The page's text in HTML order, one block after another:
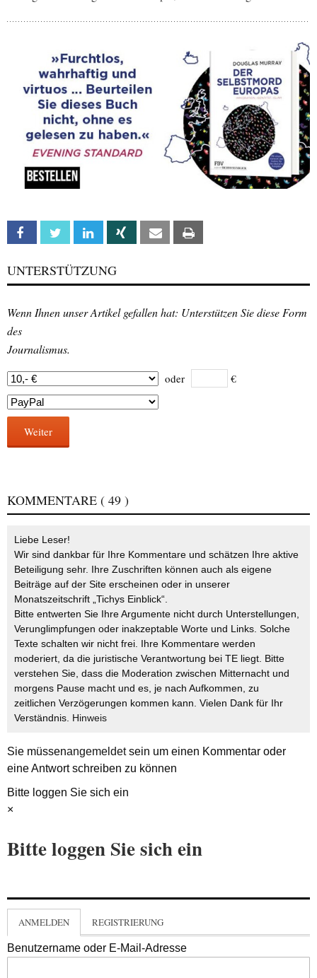
Facebook Twitter Linkedin Xing Email
UNTERSTÜTZUNG
Wenn Ihnen unser Artikel gefallen hat: Unterstützen Sie diese Form
des
Journalismus.
oder €
Weiter
KOMMENTARE ( 49 )
Liebe Leser!
Wir sind dankbar für Ihre Kommentare und schätzen Ihre aktive
Beteiligung sehr. Ihre Zuschriften können auch als eigene
Beiträge auf der Site erscheinen oder in unserer
Monatszeitschrift „Tichys Einblick“.
Bitte entwerten Sie Ihre Argumente nicht durch Unterstellungen,
Verunglimpfungen oder inakzeptable Worte und Links. Solche
Texte schalten wir nicht frei. Ihre Kommentare werden
moderiert, da die juristische Verantwortung bei TE liegt. Bitte
verstehen Sie, dass die Moderation zwischen Mitternacht und
morgens Pause macht und es, je nach Aufkommen, zu
zeitlichen Verzögerungen kommen kann. Vielen Dank für Ihr
Verständnis. Hinweis
Sie müssenangemeldetsein um einen Kommentar oder
eine Antwort schreiben zu können
Bitte loggen Sie sich ein
×
Bitte loggen Sie sich ein
ANMELDEN REGISTRIERUNG
Benutzername oder E-Mail-Adresse